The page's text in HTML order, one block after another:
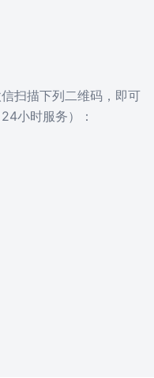
扫描下列二维码，即可
小时服务）：